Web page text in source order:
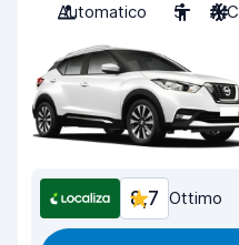
Automatico
5 A/C
8,7 Ottimo